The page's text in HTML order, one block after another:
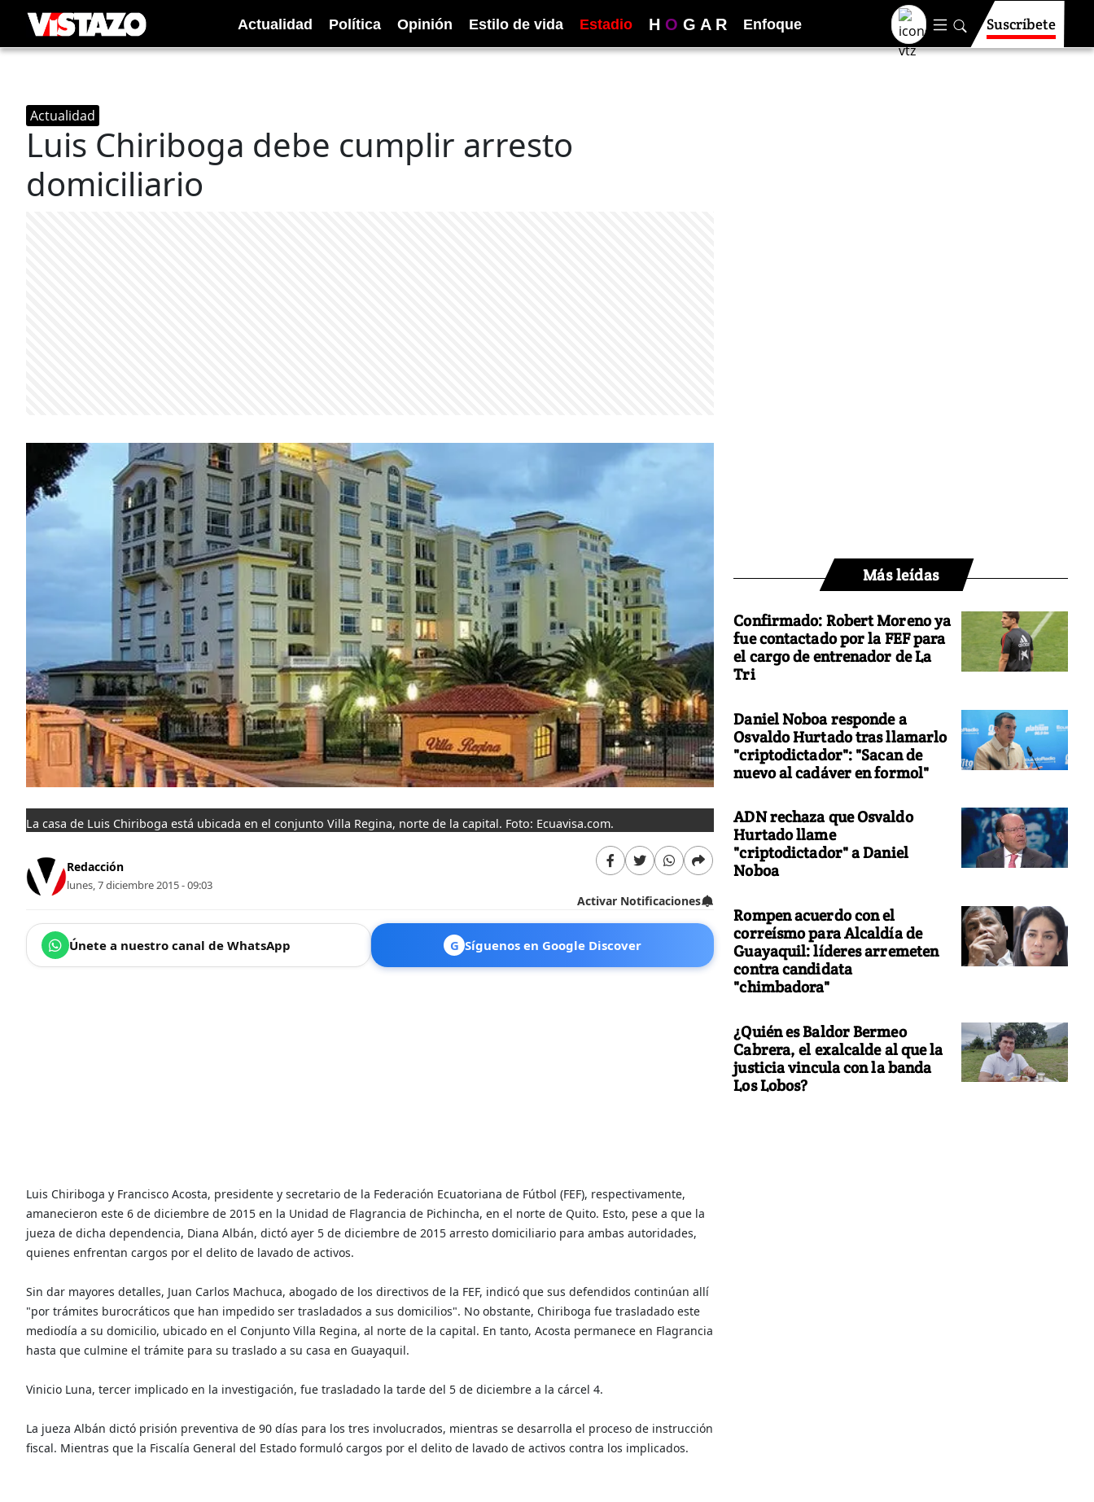
Actualidad Política Opinión Estilo de vida Estadio H O G A R Enfoque Suscríbete
Actualidad
Luis Chiriboga debe cumplir arresto
domiciliario
La casa de Luis Chiriboga está ubicada en el conjunto Villa Regina, norte de la capital. Foto: Ecuavisa.com.
Redacción
lunes, 7 diciembre 2015 - 09:03
Activar Notificaciones
Únete a nuestro canal de WhatsApp G Síguenos en Google Discover
Luis Chiriboga y‎ Francisco Acosta, presidente y secretario de la Federación Ecuatoriana de Fútbol (FEF), respectivamente,
amanecieron este 6 de diciembre de 2015 en la Unidad de Flagrancia de Pichincha, en el norte de Quito. Esto, pese a que la
jueza de dicha dependencia, Diana Albán, dictó ayer 5 de diciembre de 2015 arresto domiciliario para ambas autoridades,
quienes enfrentan cargos por el delito de lavado de activos.
Sin dar mayores detalles, Juan Carlos Machuca, abogado de los directivos de la FEF, indicó que sus defendidos continúan allí
"por trámites burocráticos que han impedido ser trasladados a sus domicilios". No obstante, Chiriboga fue trasladado este
mediodía a su domicilio, ubicado en el Conjunto Villa Regina, al norte de la capital. En tanto, Acosta permanece en Flagrancia
hasta que culmine el trámite para su traslado a su casa en Guayaquil.
Vinicio Luna, tercer implicado en la investigación, fue trasladado la tarde del 5 de diciembre a la cárcel 4.
La jueza Albán dictó prisión preventiva de 90 días para los tres involucrados, mientras se desarrolla el proceso de instrucción
fiscal. Mientras que la Fiscalía General del Estado formuló cargos por el delito de lavado de activos contra los implicados.
Más leídas
Confirmado: Robert Moreno ya
fue contactado por la FEF para
el cargo de entrenador de La
Tri
Daniel Noboa responde a
Osvaldo Hurtado tras llamarlo
"criptodictador": "Sacan de
nuevo al cadáver en formol"
ADN rechaza que Osvaldo
Hurtado llame
"criptodictador" a Daniel
Noboa
Rompen acuerdo con el
correísmo para Alcaldía de
Guayaquil: líderes arremeten
contra candidata
"chimbadora"
¿Quién es Baldor Bermeo
Cabrera, el exalcalde al que la
justicia vincula con la banda
Los Lobos?